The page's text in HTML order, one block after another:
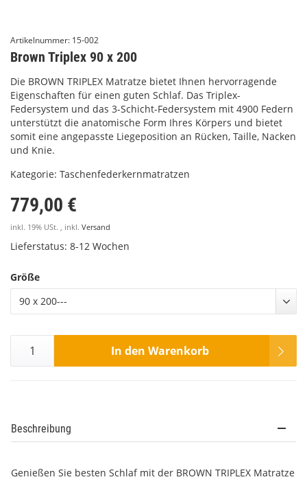
Artikelnummer: 15-002
Brown Triplex 90 x 200
Die BROWN TRIPLEX Matratze bietet Ihnen hervorragende
Eigenschaften für einen guten Schlaf. Das Triplex-
Federsystem und das 3-Schicht-Federsystem mit 4900 Federn
unterstützt die anatomische Form Ihres Körpers und bietet
somit eine angepasste Liegeposition an Rücken, Taille, Nacken
und Knie.
Kategorie: Taschenfederkernmatratzen
779,00 €
inkl. 19% USt. , inkl. Versand
Lieferstatus: 8-12 Wochen
Größe
90 x 200---
In den Warenkorb
Beschreibung
Genießen Sie besten Schlaf mit der BROWN TRIPLEX Matratze